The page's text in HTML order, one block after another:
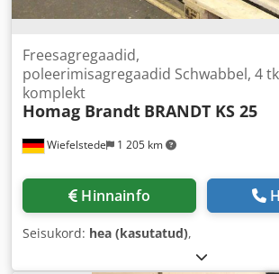
Wiefelstede 1 205 km
Freesagregaadid,
poleerimisagregaadid Schwabbel, 4 tk
komplekt
Homag Brandt BRANDT KS 25
Hinnainfo
Seisukord: hea (kasutatud),